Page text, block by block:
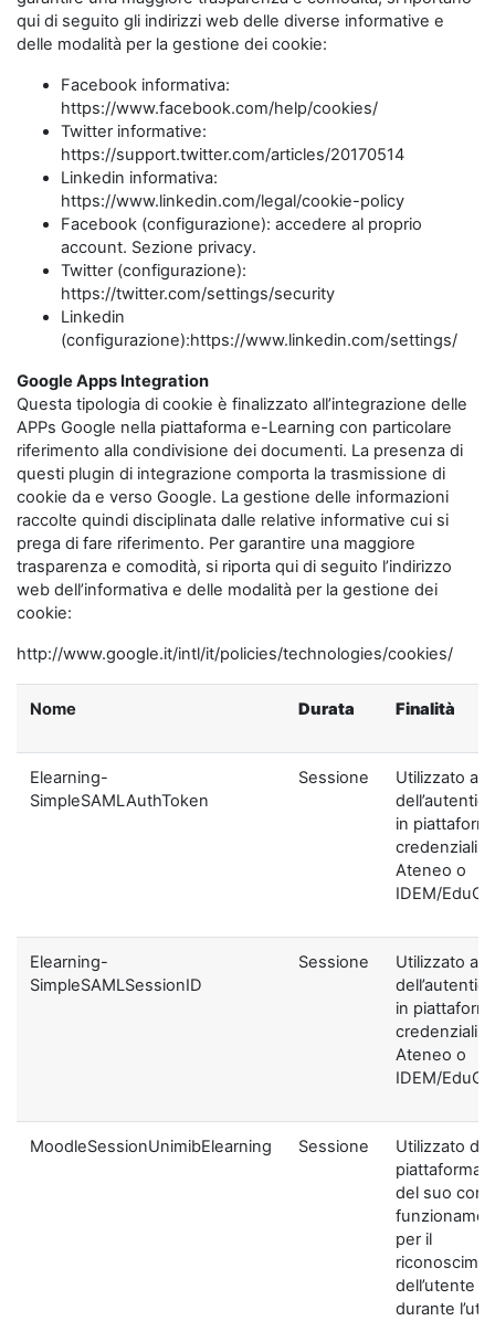
qui di seguito gli indirizzi web delle diverse informative e
delle modalità per la gestione dei cookie:
Facebook informativa:
https://www.facebook.com/help/cookies/
Twitter informative:
https://support.twitter.com/articles/20170514
Linkedin informativa:
https://www.linkedin.com/legal/cookie-policy
Facebook (configurazione): accedere al proprio
account. Sezione privacy.
Twitter (configurazione):
https://twitter.com/settings/security
Linkedin
(configurazione):https://www.linkedin.com/settings/
Google Apps Integration
Questa tipologia di cookie è finalizzato all’integrazione delle
APPs Google nella piattaforma e-Learning con particolare
riferimento alla condivisione dei documenti. La presenza di
questi plugin di integrazione comporta la trasmissione di
cookie da e verso Google. La gestione delle informazioni
raccolte quindi disciplinata dalle relative informative cui si
prega di fare riferimento. Per garantire una maggiore
trasparenza e comodità, si riporta qui di seguito l’indirizzo
web dell’informativa e delle modalità per la gestione dei
cookie:
http://www.google.it/intl/it/policies/technologies/cookies/
Nome Durata Finalità
Elearning-
SimpleSAMLAuthToken
Sessione
Utilizzato ai
in
credenziali di
Ateneo o
IDEM/
Elearning-
SimpleSAMLSessionID
Sessione
Utilizzato ai
in
credenziali di
Ateneo o
IDEM/
MoodleSessionUnimibElearning Sessione
Utilizzato
piattaforma
del suo
per il
dell’utente
durante